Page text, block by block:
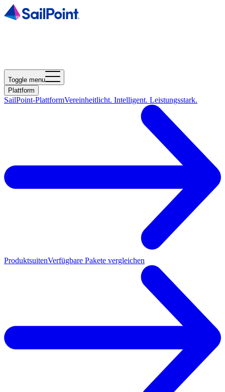
Toggle menu
Plattform
SailPoint-PlattformVereinheitlicht. Intelligent. Leistungsstark.
ProduktsuitenVerfügbare Pakete vergleichen